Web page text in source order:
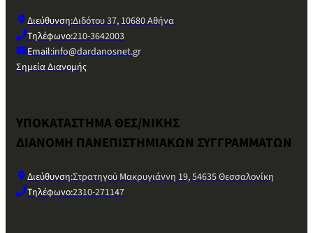
Διεύθυνση:Διδότου 37, 10680 Αθήνα
Τηλέφωνο:210-3642003
Email:info@dardanosnet.gr
Σημεία Διανομής
ΥΠΟΚΑΤΑΣΤΗΜΑ ΘΕΣ/ΝΙΚΗΣ
ΔΙΑΝΟΜΗ ΠΑΝΕΠΙΣΤΗΜΙΑΚΩΝ ΣΥΓΓΡΑΜΜΑΤΩΝ
Διεύθυνση:Στρατηγού Μακρυγιάννη 19, 54635 Θεσσαλονίκη
Τηλέφωνο:2310-271147